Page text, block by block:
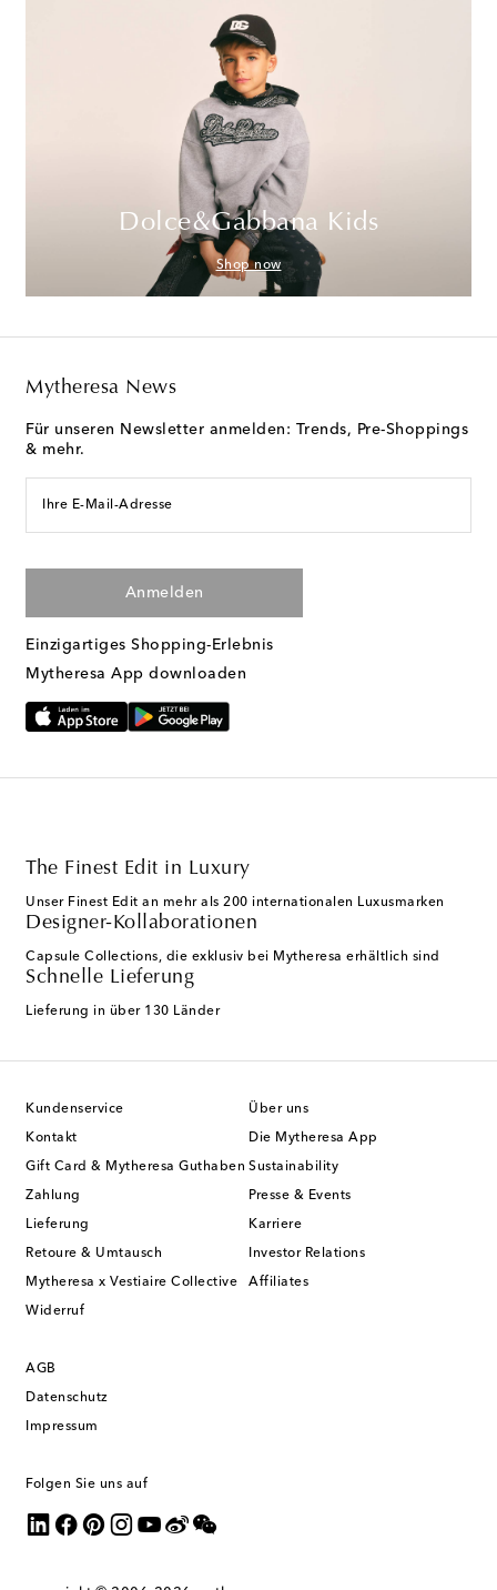
Dolce&Gabbana Kids
Shop now
Mytheresa News
Für unseren Newsletter anmelden: Trends, Pre-Shoppings
& mehr.
Ihre E-Mail-Adresse
Anmelden
Einzigartiges Shopping-Erlebnis
Mytheresa App downloaden
The Finest Edit in Luxury
Unser Finest Edit an mehr als 200 internationalen Luxusmarken
Designer-Kollaborationen
Capsule Collections, die exklusiv bei Mytheresa erhältlich sind
Schnelle Lieferung
Lieferung in über 130 Länder
Kundenservice
Kontakt
Gift Card & Mytheresa Guthaben
Zahlung
Lieferung
Retoure & Umtausch
Mytheresa x Vestiaire Collective
Widerruf
Über uns
Die Mytheresa App
Sustainability
Presse & Events
Karriere
Investor Relations
Affiliates
AGB
Datenschutz
Impressum
Folgen Sie uns auf